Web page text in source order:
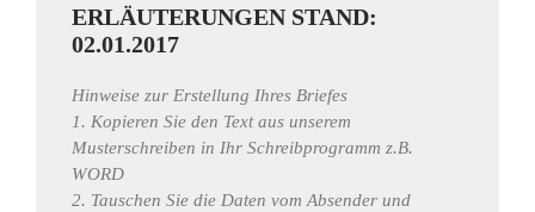
ERLÄUTERUNGEN STAND:
02.01.2017
Hinweise zur Erstellung Ihres Briefes
1. Kopieren Sie den Text aus unserem
Musterschreiben in Ihr Schreibprogramm z.B.
WORD
2. Tauschen Sie die Daten vom Absender und